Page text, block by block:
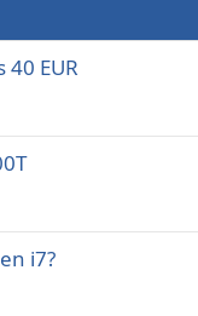
EUR
i7?